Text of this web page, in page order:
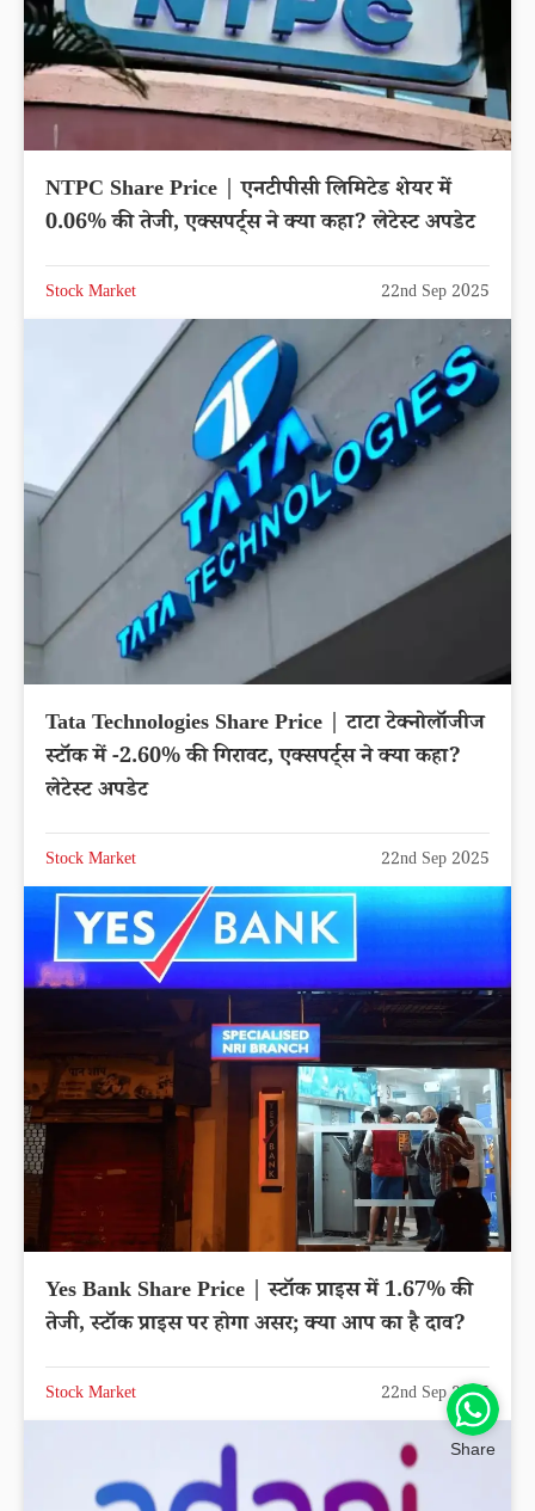
NTPC Share Price | एनटीपीसी लिमिटेड शेयर में
0.06% की तेजी, एक्सपर्ट्स ने क्या कहा? लेटेस्ट अपडेट
Stock Market 22nd Sep 2025
Tata Technologies Share Price | टाटा टेक्नोलॉजीज
स्टॉक में -2.60% की गिरावट, एक्सपर्ट्स ने क्या कहा?
लेटेस्ट अपडेट
Stock Market 22nd Sep 2025
Yes Bank Share Price | स्टॉक प्राइस में 1.67% की
तेजी, स्टॉक प्राइस पर होगा असर; क्या आप का है दाव?
Stock Market 22nd Sep 2025
Share